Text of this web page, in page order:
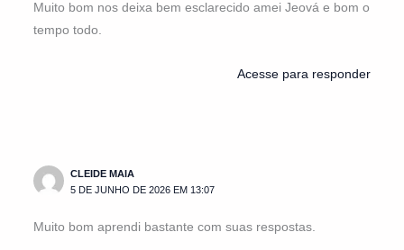
Muito bom nos deixa bem esclarecido amei Jeová e bom o
tempo todo.
Acesse para responder
CLEIDE MAIA
5 DE JUNHO DE 2026 EM 13:07
Muito bom aprendi bastante com suas respostas.